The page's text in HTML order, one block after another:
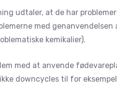
udtaler, at de har
med
kemikalier).
med at anvende
downcycles til for